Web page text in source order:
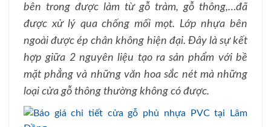
bên trong được làm từ gỗ tràm, gỗ thông,…đã
được xử lý qua chống mối mọt. Lớp nhựa bên
ngoài được ép chân không hiện đại. Đây là sự kết
hợp giữa 2 nguyên liệu tạo ra sản phẩm với bề
mặt phẳng và những văn hoa sắc nét mà những
loại cửa gỗ thông thường không có được.